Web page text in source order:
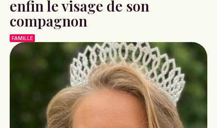
enfin le visage de son
compagnon
FAMILLE